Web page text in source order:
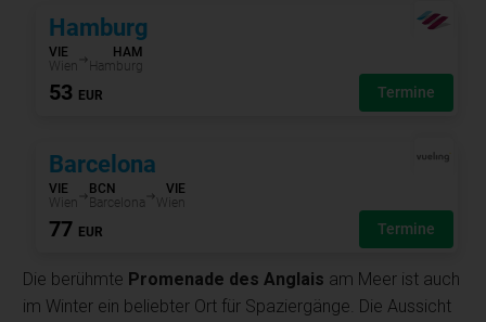
Die berühmte Promenade des Anglais am Meer ist auch
im Winter ein beliebter Ort für Spaziergänge. Die Aussicht